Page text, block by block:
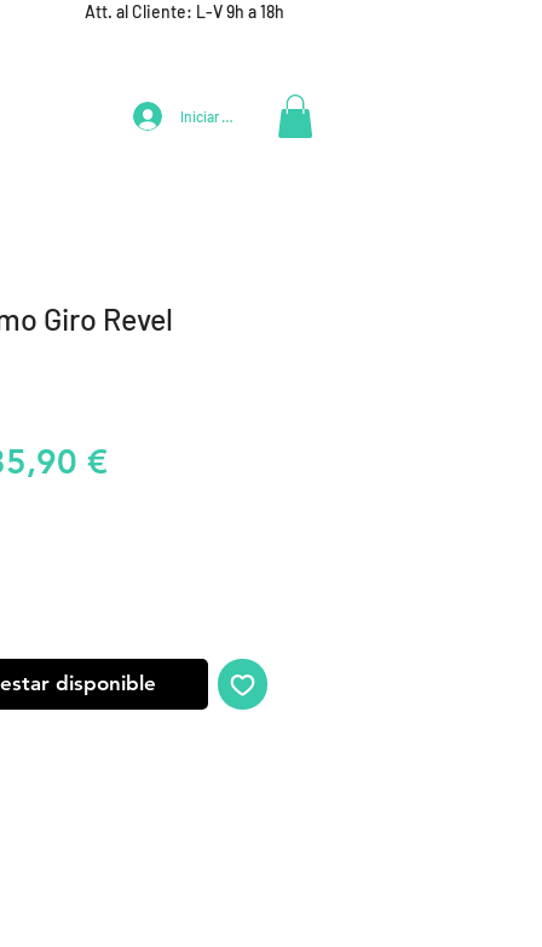
Att. al Cliente: L-V 9h a 18h
Iniciar Sesión
Giro Revel
€Precio
disponible